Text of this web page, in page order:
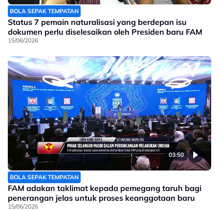
BOLA SEPAK TEMPATAN
Status 7 pemain naturalisasi yang berdepan isu
dokumen perlu diselesaikan oleh Presiden baru FAM
15/06/2026
03:50
BOLA SEPAK TEMPATAN
FAM adakan taklimat kepada pemegang taruh bagi
penerangan jelas untuk proses keanggotaan baru
15/06/2026